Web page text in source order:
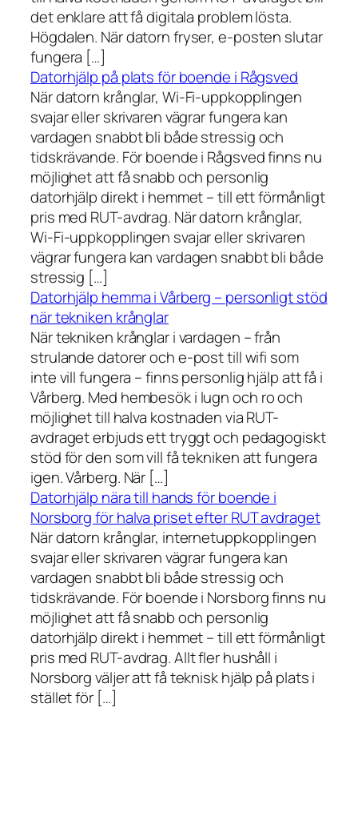
det enklare att få digitala problem lösta.
Högdalen. När datorn fryser, e-posten slutar
fungera […]
Datorhjälp på plats för boende i Rågsved
När datorn krånglar, Wi-Fi-uppkopplingen
svajar eller skrivaren vägrar fungera kan
vardagen snabbt bli både stressig och
tidskrävande. För boende i Rågsved finns nu
möjlighet att få snabb och personlig
datorhjälp direkt i hemmet – till ett förmånligt
pris med RUT-avdrag. När datorn krånglar,
Wi-Fi-uppkopplingen svajar eller skrivaren
vägrar fungera kan vardagen snabbt bli både
stressig […]
Datorhjälp hemma i Vårberg – personligt stöd
när tekniken krånglar
När tekniken krånglar i vardagen – från
strulande datorer och e-post till wifi som
inte vill fungera – finns personlig hjälp att få i
Vårberg. Med hembesök i lugn och ro och
möjlighet till halva kostnaden via RUT-
avdraget erbjuds ett tryggt och pedagogiskt
stöd för den som vill få tekniken att fungera
igen. Vårberg. När […]
Datorhjälp nära till hands för boende i
Norsborg för halva priset efter RUT avdraget
När datorn krånglar, internetuppkopplingen
svajar eller skrivaren vägrar fungera kan
vardagen snabbt bli både stressig och
tidskrävande. För boende i Norsborg finns nu
möjlighet att få snabb och personlig
datorhjälp direkt i hemmet – till ett förmånligt
pris med RUT-avdrag. Allt fler hushåll i
Norsborg väljer att få teknisk hjälp på plats i
stället för […]